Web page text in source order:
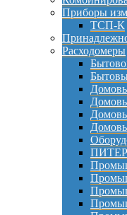
Приборы
ТСП-К
Расходомеры